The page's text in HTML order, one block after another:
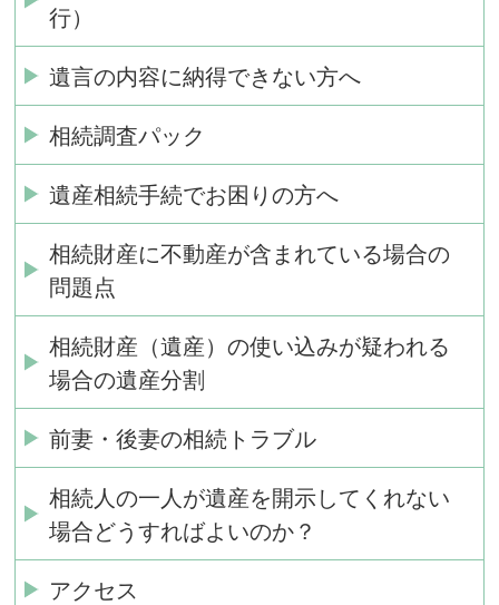
行）
遺言の内容に納得できない方へ
相続調査パック
遺産相続手続でお困りの方へ
相続財産に不動産が含まれている場合の
問題点
相続財産（遺産）の使い込みが疑われる
場合の遺産分割
前妻・後妻の相続トラブル
相続人の一人が遺産を開示してくれない
場合どうすればよいのか？
アクセス